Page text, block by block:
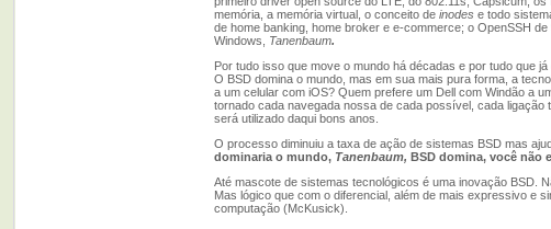
memória, a memória virtual, o conceito de inodes e todo
de home banking, home broker e e-commerce; o OpenSSH
Windows, Tanenbaum.
Por tudo isso que move o mundo há décadas e por tudo que
O BSD domina o mundo, mas em sua mais pura forma, a
a um celular com iOS? Quem prefere um Dell com Windão a
tornado cada navegada nossa de cada possível, cada
será utilizado daqui bons anos.
O processo diminuiu a taxa de ação de sistemas BSD mas
dominaria o mundo, Tanenbaum, BSD domina, você não
Até mascote de sistemas tecnológicos é uma inovação BSD.
Mas lógico que com o diferencial, além de mais expressivo e
computação (McKusick).